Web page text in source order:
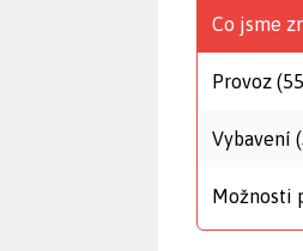
Co jsme
Provoz
Vybavení
Možnosti